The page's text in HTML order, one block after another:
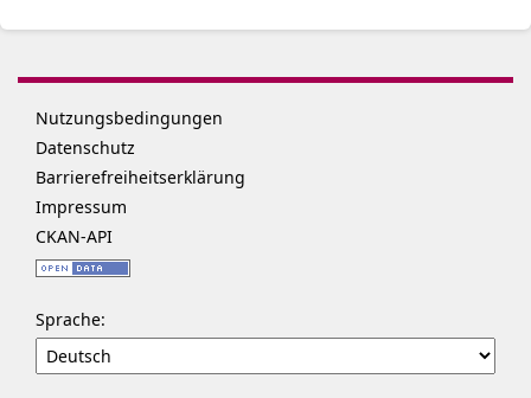
Nutzungsbedingungen
Datenschutz
Barrierefreiheitserklärung
Impressum
CKAN-API
Sprache